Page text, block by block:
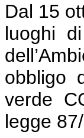
Dal 15
luoghi
obbligo
verde
legge